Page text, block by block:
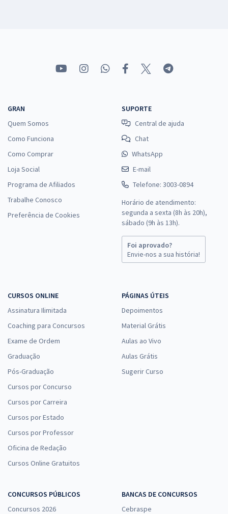
GRAN
Quem Somos
Como Funciona
Como Comprar
Loja Social
Programa de Afiliados
Trabalhe Conosco
Preferência de Cookies
SUPORTE
Central de ajuda
Chat
WhatsApp
E-mail
Telefone: 3003-0894
Horário de atendimento:
segunda a sexta (8h às 20h),
sábado (9h às 13h).
Foi aprovado?
Envie-nos a sua história!
CURSOS ONLINE
Assinatura Ilimitada
Coaching para Concursos
Exame de Ordem
Graduação
Pós-Graduação
Cursos por Concurso
Cursos por Carreira
Cursos por Estado
Cursos por Professor
Oficina de Redação
Cursos Online Gratuitos
PÁGINAS ÚTEIS
Depoimentos
Material Grátis
Aulas ao Vivo
Aulas Grátis
Sugerir Curso
CONCURSOS PÚBLICOS
Concursos 2026
BANCAS DE CONCURSOS
Cebraspe